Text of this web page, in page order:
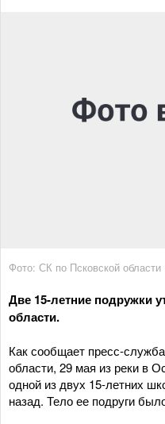
Фото: СК по Псковской области
Две 15-летние подружки
области.
Как сообщает пресс-
области, 29 мая из реки в
одной из двух 15-летних
назад. Тело ее подруги